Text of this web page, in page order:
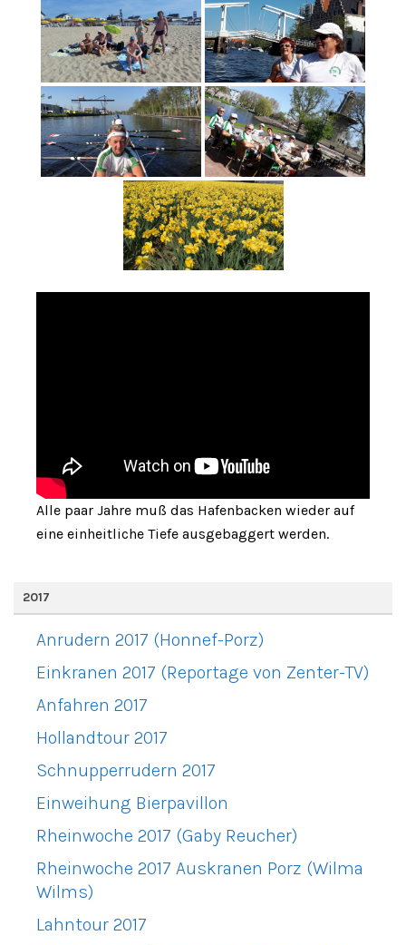
Alle paar Jahre muß das Hafenbacken wieder auf
eine einheitliche Tiefe ausgebaggert werden.
2017
Anrudern 2017 (Honnef-Porz)
Einkranen 2017 (Reportage von Zenter-TV)
Anfahren 2017
Hollandtour 2017
Schnupperrudern 2017
Einweihung Bierpavillon
Rheinwoche 2017 (Gaby Reucher)
Rheinwoche 2017 Auskranen Porz (Wilma
Wilms)
Lahntour 2017